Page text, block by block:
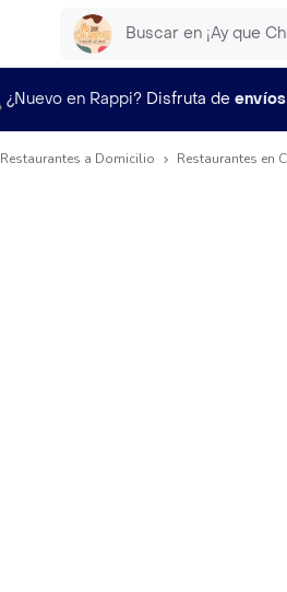
¿Nuevo en Rappi? Disfruta de
Restaurantes a Domicilio Restaurantes en